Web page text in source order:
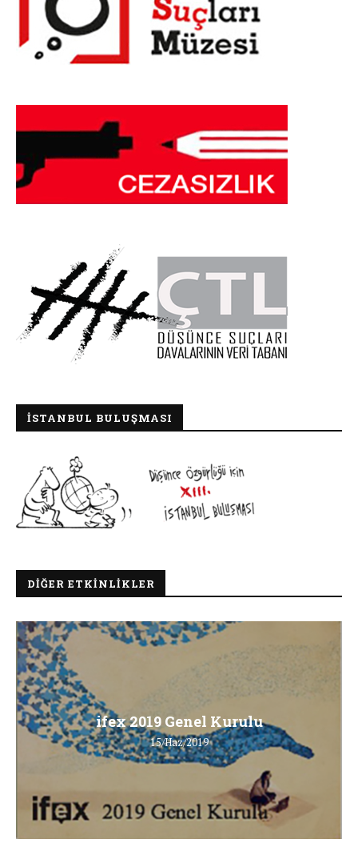
İSTANBUL BULUŞMASI
DIĞER ETKINLIKLER
ifex 2019 Genel Kurulu
15/Haz/2019